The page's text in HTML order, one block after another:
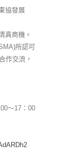
協發展
真商機。
所認可
作交流，
～17：00